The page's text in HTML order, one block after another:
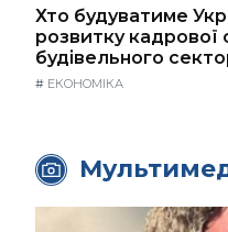
Хто будуватиме
розвитку кадрової
будівельного
# ЕКОНОМІКА